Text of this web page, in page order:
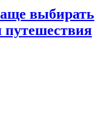
выбирать
путешествия